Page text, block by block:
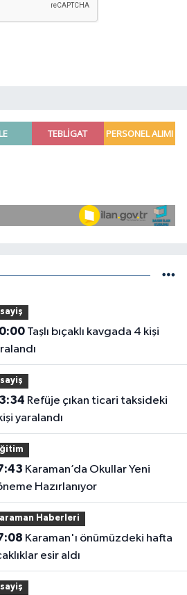
Taşlı bıçaklı kavgada 4 kişi
yaralandı
Hazırlanıyor
Haberleri
esir aldı